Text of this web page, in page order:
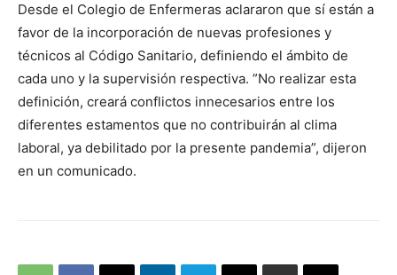
audio
Desde el Colegio de Enfermeras aclararon que sí están a
favor de la incorporación de nuevas profesiones y
técnicos al Código Sanitario, definiendo el ámbito de
cada uno y la supervisión respectiva. ”No realizar esta
definición, creará conflictos innecesarios entre los
diferentes estamentos que no contribuirán al clima
laboral, ya debilitado por la presente pandemia”, dijeron
en un comunicado.